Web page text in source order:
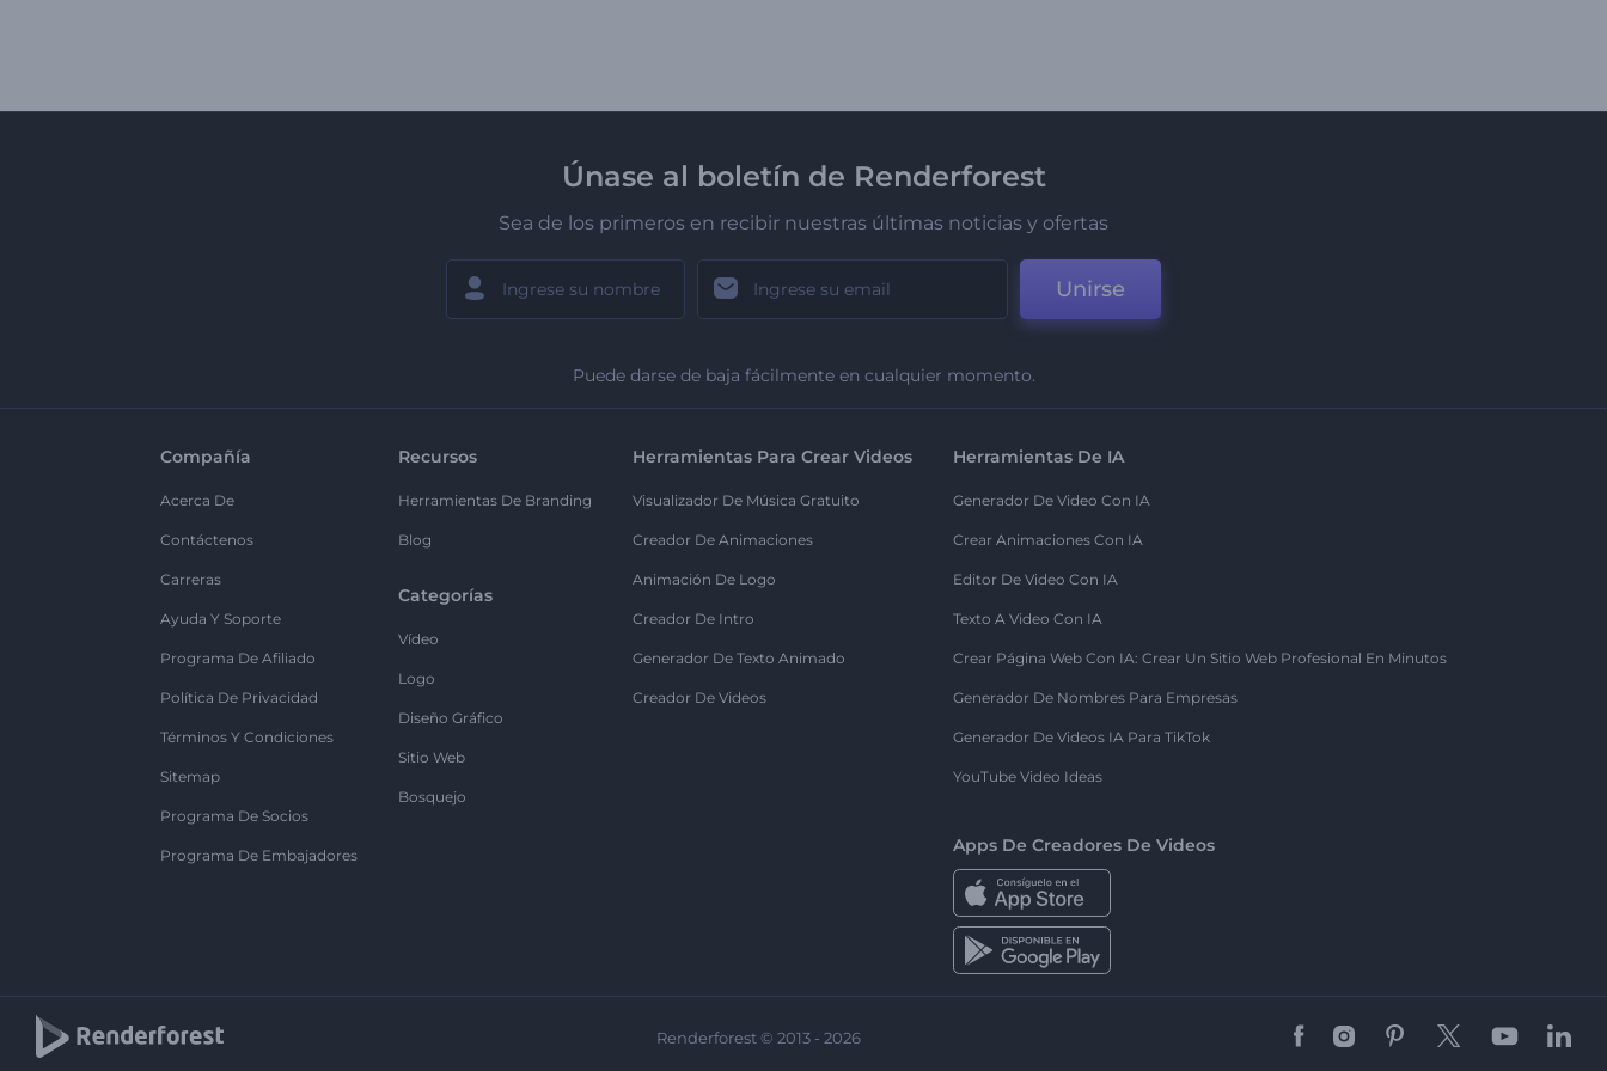
Únase al boletín de Renderforest
Sea de los primeros en recibir nuestras últimas noticias y ofertas
Unirse
Puede darse de baja fácilmente en cualquier momento.
Compañía
Acerca De
Contáctenos
Carreras
Ayuda Y Soporte
Programa De Afiliado
Política De Privacidad
Términos Y Condiciones
Sitemap
Programa De Socios
Programa De Embajadores
Recursos
Herramientas De Branding
Blog
Categorías
Vídeo
Logo
Diseño Gráfico
Sitio Web
Bosquejo
Herramientas Para Crear Videos
Visualizador De Música Gratuito
Creador De Animaciones
Animación De Logo
Creador De Intro
Generador De Texto Animado
Creador De Videos
Herramientas De IA
Generador De Video Con IA
Crear Animaciones Con IA
Editor De Video Con IA
Texto A Video Con IA
Crear Página Web Con IA: Crear Un Sitio Web Profesional En Minutos
Generador De Nombres Para Empresas
Generador De Videos IA Para TikTok
YouTube Video Ideas
Apps De Creadores De Videos
Renderforest © 2013 - 2026